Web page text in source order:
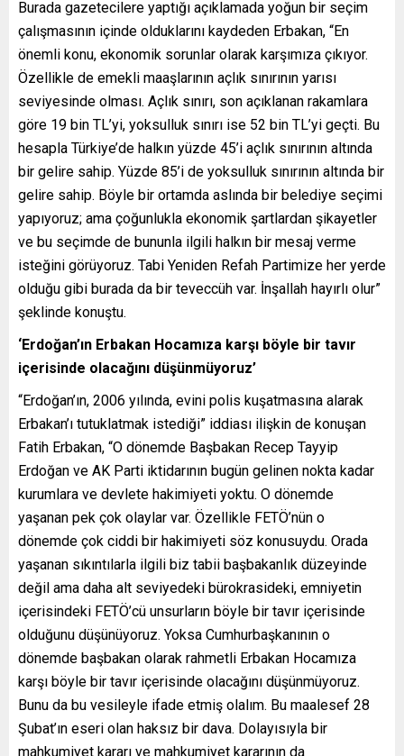
Burada gazetecilere yaptığı açıklamada yoğun bir seçim
çalışmasının içinde olduklarını kaydeden Erbakan, “En
önemli konu, ekonomik sorunlar olarak karşımıza çıkıyor.
Özellikle de emekli maaşlarının açlık sınırının yarısı
seviyesinde olması. Açlık sınırı, son açıklanan rakamlara
göre 19 bin TL’yi, yoksulluk sınırı ise 52 bin TL’yi geçti. Bu
hesapla Türkiye’de halkın yüzde 45’i açlık sınırının altında
bir gelire sahip. Yüzde 85’i de yoksulluk sınırının altında bir
gelire sahip. Böyle bir ortamda aslında bir belediye seçimi
yapıyoruz; ama çoğunlukla ekonomik şartlardan şikayetler
ve bu seçimde de bununla ilgili halkın bir mesaj verme
isteğini görüyoruz. Tabi Yeniden Refah Partimize her yerde
olduğu gibi burada da bir teveccüh var. İnşallah hayırlı olur”
şeklinde konuştu.
‘Erdoğan’ın Erbakan Hocamıza karşı böyle bir tavır
içerisinde olacağını düşünmüyoruz’
“Erdoğan’ın, 2006 yılında, evini polis kuşatmasına alarak
Erbakan’ı tutuklatmak istediği” iddiası ilişkin de konuşan
Fatih Erbakan, “O dönemde Başbakan Recep Tayyip
Erdoğan ve AK Parti iktidarının bugün gelinen nokta kadar
kurumlara ve devlete hakimiyeti yoktu. O dönemde
yaşanan pek çok olaylar var. Özellikle FETÖ’nün o
dönemde çok ciddi bir hakimiyeti söz konusuydu. Orada
yaşanan sıkıntılarla ilgili biz tabii başbakanlık düzeyinde
değil ama daha alt seviyedeki bürokrasideki, emniyetin
içerisindeki FETÖ’cü unsurların böyle bir tavır içerisinde
olduğunu düşünüyoruz. Yoksa Cumhurbaşkanının o
dönemde başbakan olarak rahmetli Erbakan Hocamıza
karşı böyle bir tavır içerisinde olacağını düşünmüyoruz.
Bunu da bu vesileyle ifade etmiş olalım. Bu maalesef 28
Şubat’ın eseri olan haksız bir dava. Dolayısıyla bir
mahkumiyet kararı ve mahkumiyet kararının da